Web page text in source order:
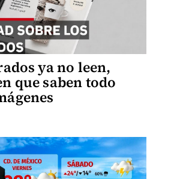
ya no leen,
que saben todo